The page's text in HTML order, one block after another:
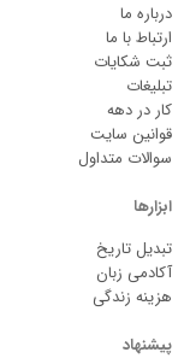
درباره ما
ارتباط با ما
ثبت شکایات
تبلیغات
کار در دهه
قوانین سایت
سوالات متداول
ابزارها
تبدیل تاریخ
آکادمی زبان
هزینه زندگی
پیشنهاد